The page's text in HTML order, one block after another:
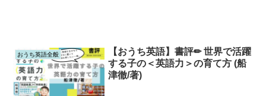
おうち英語全般
【おうち英語】書評✏︎ 世界で活躍
する子の＜英語力＞の育て方 (船
津徹/著)